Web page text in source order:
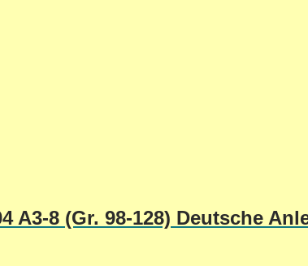
8 (Gr. 98-128) Deutsche